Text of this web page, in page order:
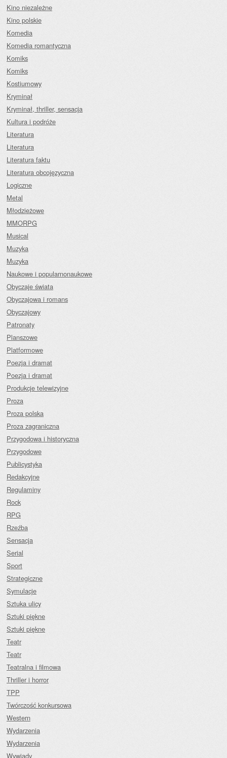
Kino niezależne
Kino polskie
Komedia
Komedia romantyczna
Komiks
Komiks
Kostiumowy
Kryminał
Kryminał, thriller, sensacja
Kultura i podróże
Literatura
Literatura
Literatura faktu
Literatura obcojęzyczna
Logiczne
Metal
Młodzieżowe
MMORPG
Musical
Muzyka
Muzyka
Naukowe i popularnonaukowe
Obyczaje świata
Obyczajowa i romans
Obyczajowy
Patronaty
Planszowe
Platformowe
Poezja i dramat
Poezja i dramat
Produkcje telewizyjne
Proza
Proza polska
Proza zagraniczna
Przygodowa i historyczna
Przygodowe
Publicystyka
Redakcyjne
Regulaminy
Rock
RPG
Rzeźba
Sensacja
Serial
Sport
Strategiczne
Symulacje
Sztuka ulicy
Sztuki piękne
Sztuki piękne
Teatr
Teatr
Teatralna i filmowa
Thriller i horror
TPP
Twórczość konkursowa
Western
Wydarzenia
Wydarzenia
Wywiady